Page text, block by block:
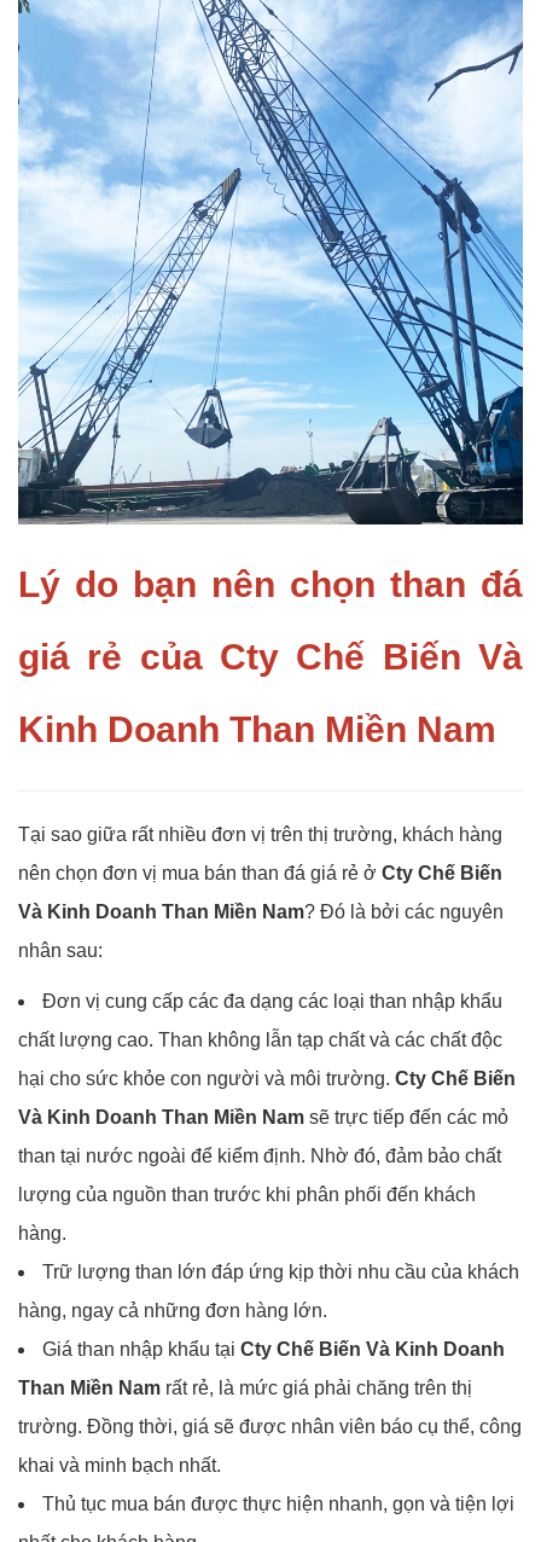
Lý do bạn nên chọn than đá
giá rẻ của Cty Chế Biến Và
Kinh Doanh Than Miền Nam
Tại sao giữa rất nhiều đơn vị trên thị trường, khách hàng
nên chọn đơn vị mua bán than đá giá rẻ ở Cty Chế Biến
Và Kinh Doanh Than Miền Nam? Đó là bởi các nguyên
nhân sau:
Đơn vị cung cấp các đa dạng các loại than nhập khẩu
chất lượng cao. Than không lẫn tạp chất và các chất độc
hại cho sức khỏe con người và môi trường. Cty Chế Biến
Và Kinh Doanh Than Miền Nam sẽ trực tiếp đến các mỏ
than tại nước ngoài để kiểm định. Nhờ đó, đảm bảo chất
lượng của nguồn than trước khi phân phối đến khách
hàng.
Trữ lượng than lớn đáp ứng kịp thời nhu cầu của khách
hàng, ngay cả những đơn hàng lớn.
Giá than nhập khẩu tại Cty Chế Biến Và Kinh Doanh
Than Miền Nam rất rẻ, là mức giá phải chăng trên thị
trường. Đồng thời, giá sẽ được nhân viên báo cụ thể, công
khai và minh bạch nhất.
Thủ tục mua bán được thực hiện nhanh, gọn và tiện lợi